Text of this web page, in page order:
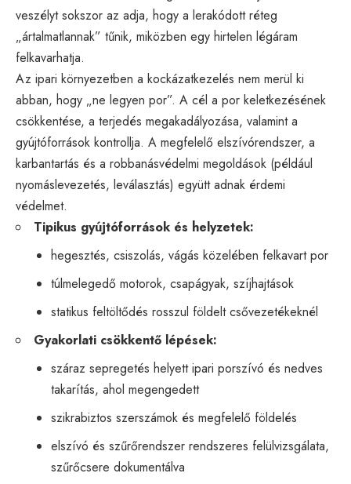
veszélyt sokszor az adja, hogy a lerakódott réteg
„ártalmatlannak” tűnik, miközben egy hirtelen légáram
felkavarhatja.
Az ipari környezetben a kockázatkezelés nem merül ki
abban, hogy „ne legyen por”. A cél a por keletkezésének
csökkentése, a terjedés megakadályozása, valamint a
gyújtóforrások kontrollja. A megfelelő elszívórendszer, a
karbantartás és a robbanásvédelmi megoldások (például
nyomáslevezetés, leválasztás) együtt adnak érdemi
védelmet.
Tipikus gyújtóforrások és helyzetek:
hegesztés, csiszolás, vágás közelében felkavart por
túlmelegedő motorok, csapágyak, szíjhajtások
statikus feltöltődés rosszul földelt csővezetékeknél
Gyakorlati csökkentő lépések:
száraz sepregetés helyett ipari porszívó és nedves
takarítás, ahol megengedett
szikrabiztos szerszámok és megfelelő földelés
elszívó és szűrőrendszer rendszeres felülvizsgálata,
szűrőcsere dokumentálva